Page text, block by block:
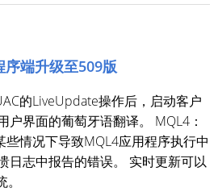
端升级至509版
的LiveUpdate操作后，启动客户
户界面的葡萄牙语翻译。 MQL4：
情况下导致MQL4应用程序执行中
日志中报告的错误。 实时更新可以